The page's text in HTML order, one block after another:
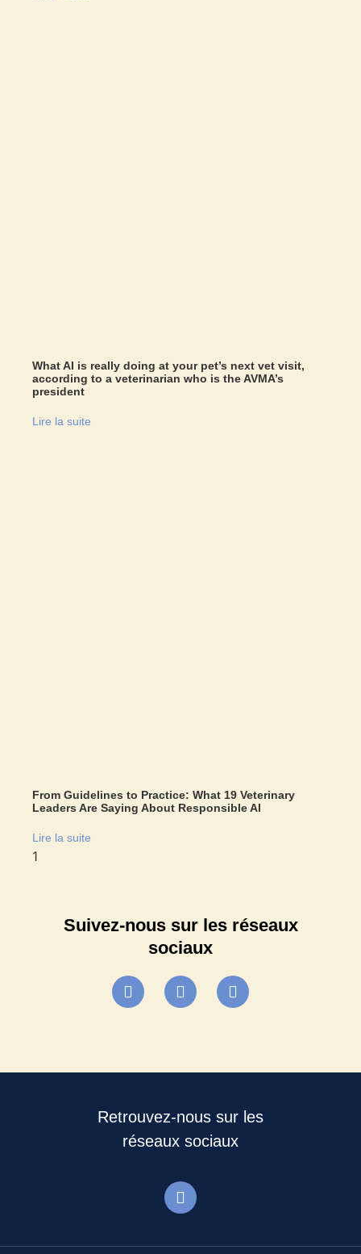
What AI is really doing at your pet’s next vet visit,
according to a veterinarian who is the AVMA’s
president
Lire la suite
From Guidelines to Practice: What 19 Veterinary
Leaders Are Saying About Responsible AI
Lire la suite
Suivez-nous sur les réseaux
sociaux
Retrouvez-nous sur les
réseaux sociaux